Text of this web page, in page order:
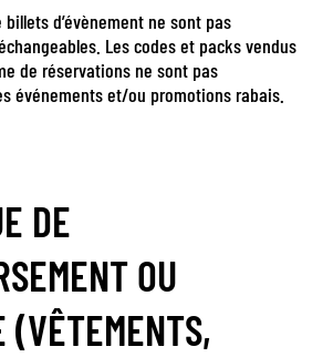
d’évènement ne sont pas
Les codes et packs vendus
de réservations ne sont pas
événements et/ou promotions rabais.
DE
OU
(VÊTEMENTS,